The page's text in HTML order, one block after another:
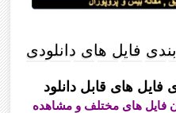
معماری
فایل های دانلودی
های قابل دانلود
فایل های مختلف و مشاهده